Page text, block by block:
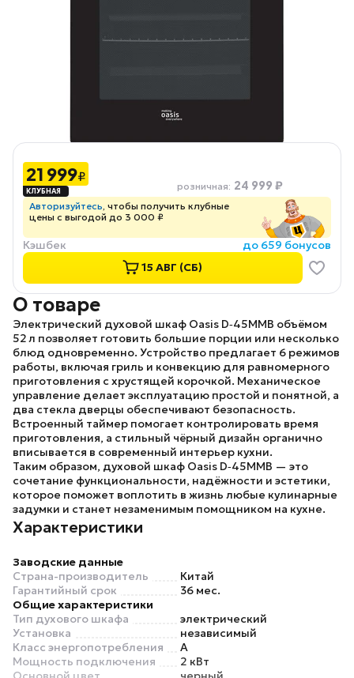
21 999₽
розничная: 24 999 ₽
Авторизуйтесь, чтобы получить клубные
цены с выгодой до 3 000 ₽
Кэшбек
до 659 бонусов
15 АВГ (СБ)
О товаре
Электрический духовой шкаф Oasis D‑45MMB объёмом
52 л позволяет готовить большие порции или несколько
блюд одновременно. Устройство предлагает 6 режимов
работы, включая гриль и конвекцию для равномерного
приготовления с хрустящей корочкой. Механическое
управление делает эксплуатацию простой и понятной, а
два стекла дверцы обеспечивают безопасность.
Встроенный таймер помогает контролировать время
приготовления, а стильный чёрный дизайн органично
вписывается в современный интерьер кухни.
Таким образом, духовой шкаф Oasis D‑45MMB — это
сочетание функциональности, надёжности и эстетики,
которое поможет воплотить в жизнь любые кулинарные
задумки и станет незаменимым помощником на кухне.
Характеристики
Заводские данные
Страна-производитель
Китай
Гарантийный срок
36 мес.
Общие характеристики
Тип духового шкафа
электрический
Установка
независимый
Класс энергопотребления
A
Мощность подключения
2 кВт